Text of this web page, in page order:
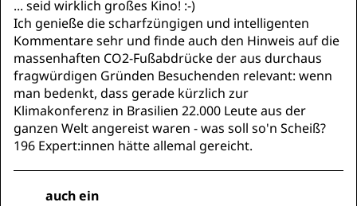
... seid wirklich großes Kino! :-)
Ich genieße die scharfzüngigen und intelligenten
Kommentare sehr und finde auch den Hinweis auf die
massenhaften CO2-Fußabdrücke der aus durchaus
fragwürdigen Gründen Besuchenden relevant: wenn
man bedenkt, dass gerade kürzlich zur
Klimakonferenz in Brasilien 22.000 Leute aus der
ganzen Welt angereist waren - was soll so'n Scheiß?
196 Expert:innen hätte allemal gereicht.
auch ein